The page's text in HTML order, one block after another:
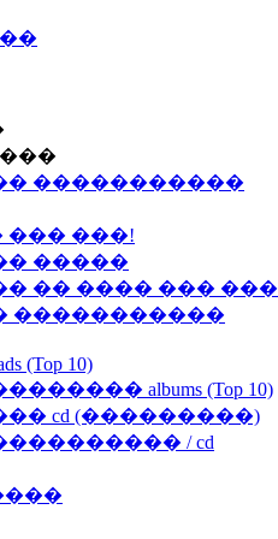
�����������
��� ���!
�����
�� ���� ���
�����������
(Top 10)
albums (Top 10)
cd (���������)
/ cd
����